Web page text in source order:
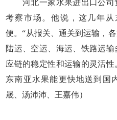
河北一家水果进出口公司
考察市场。他说，这几年
便。“从报关、通关到运输，
陆运、空运、海运、铁路运
应链的稳定性和运输的灵活
东南亚水果能更快地送到国
晟、汤沛沛、王嘉伟）